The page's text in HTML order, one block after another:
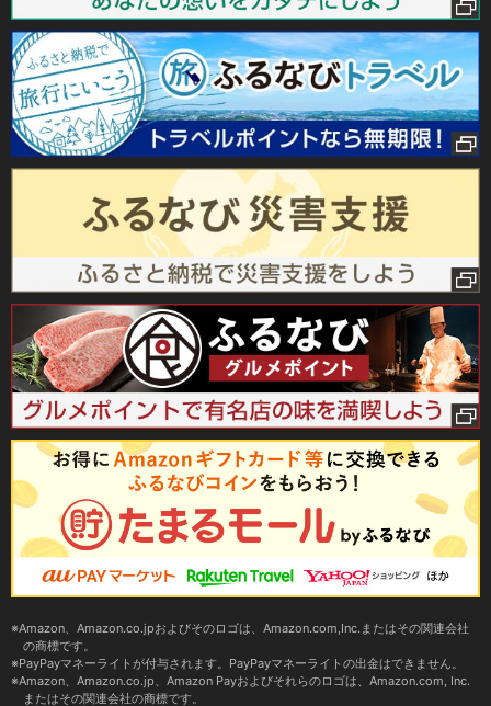
Amazon、Amazon.co.jpおよびそのロゴは、Amazon.com,Inc.またはその関連会社
の商標です。
PayPayマネーライトが付与されます。PayPayマネーライトの出金はできません。
Amazon、Amazon.co.jp、Amazon Payおよびそれらのロゴは、Amazon.com, Inc.
またはその関連会社の商標です。